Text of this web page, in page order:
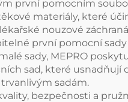
první pomocním
materiály, které
nouzové
první pomocní
sady, MEPRO
sad, které usnadňují
sadám.
bezpečnosti a